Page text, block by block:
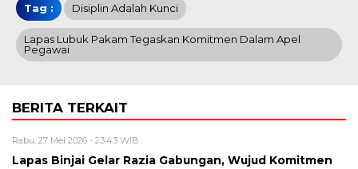
Tag : Disiplin Adalah Kunci
Lapas Lubuk Pakam Tegaskan Komitmen Dalam Apel
Pegawai
BERITA TERKAIT
Rabu, 27 Mei 2026 - 23:43 WIB
Lapas Binjai Gelar Razia Gabungan, Wujud Komitmen